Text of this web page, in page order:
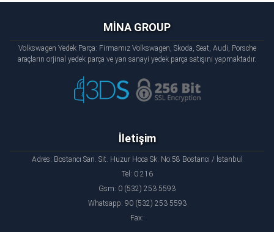
MİNA GROUP
Volkswagen Yedek Parça: Firmamız Volkswagen, Skoda, Seat, Audi, Porsche
araçların orjinal yedek parça ve yan sanayi yedek parça satışını yapmaktadır.
İletişim
Adres: Bostancı San. Sit. Huzur Hoca Sk. No:58 Bostancı / İstanbul
Tel: 0 216
Gsm: 0 (532) 253 5593
Whatsapp: 90 (532) 253 5593
Fax: